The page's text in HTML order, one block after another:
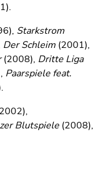
Starkstrom
Der Schleim (2001),
(2008), Dritte Liga
Paarspiele feat.
Blutspiele (2008),